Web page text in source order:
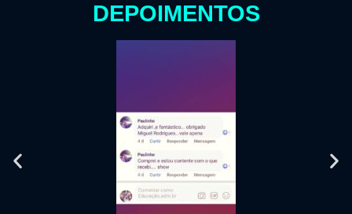
DEPOIMENTOS